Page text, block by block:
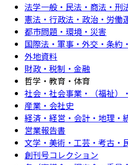
法学一般・民法・商法・刑
憲法・行政法・政治・労働
都市問題・環境・災害
国際法・軍事・外交・条約
外地資料
財政・税制・金融
哲学・教育・体育
社会・社会事業・（福祉）
産業・会社史
経済・経営・会計・地理・
営業報告書
文学・美術・工芸・考古・
創刊号コレクション